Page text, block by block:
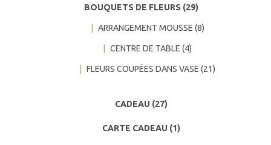
BOUQUETS DE FLEURS (29)
ARRANGEMENT MOUSSE (8)
CENTRE DE TABLE (4)
FLEURS COUPÉES DANS VASE (21)
CADEAU (27)
CARTE CADEAU (1)